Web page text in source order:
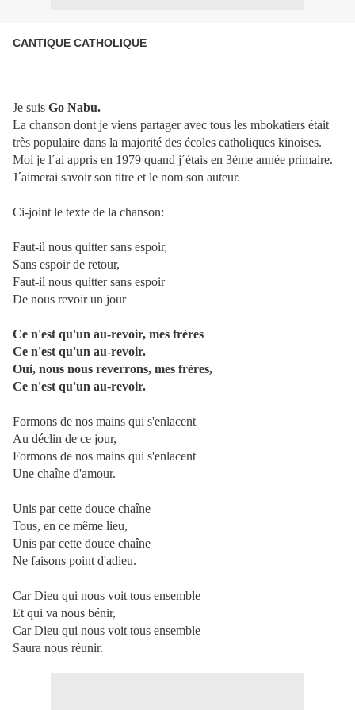
CANTIQUE CATHOLIQUE
Je suis Go Nabu.
La chanson dont je viens partager avec tous les mbokatiers était
très populaire dans la majorité des écoles catholiques kinoises.
Moi je l´ai appris en 1979 quand j´étais en 3ème année primaire.
J´aimerai savoir son titre et le nom son auteur.
Ci-joint le texte de la chanson:
Faut-il nous quitter sans espoir,
Sans espoir de retour,
Faut-il nous quitter sans espoir
De nous revoir un jour
Ce n'est qu'un au-revoir, mes frères
Ce n'est qu'un au-revoir.
Oui, nous nous reverrons, mes frères,
Ce n'est qu'un au-revoir.
Formons de nos mains qui s'enlacent
Au déclin de ce jour,
Formons de nos mains qui s'enlacent
Une chaîne d'amour.
Unis par cette douce chaîne
Tous, en ce même lieu,
Unis par cette douce chaîne
Ne faisons point d'adieu.
Car Dieu qui nous voit tous ensemble
Et qui va nous bénir,
Car Dieu qui nous voit tous ensemble
Saura nous réunir.